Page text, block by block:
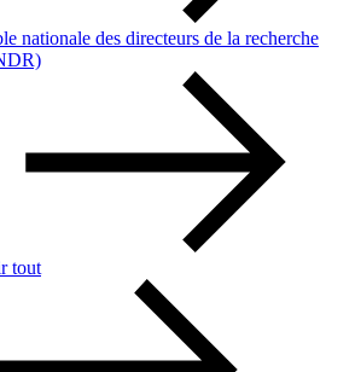
nationale des directeurs de la recherche
tout